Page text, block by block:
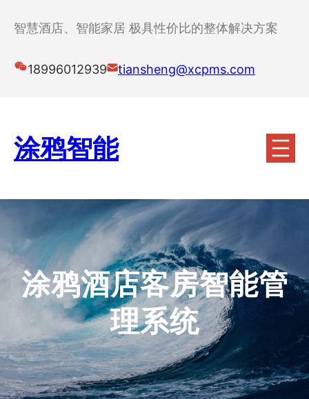
智慧酒店、智能家居 极具性价比的整体解决方案
18996012939 tiansheng@xcpms.com
涂鸦智能
涂鸦酒店客房智能管
理系统